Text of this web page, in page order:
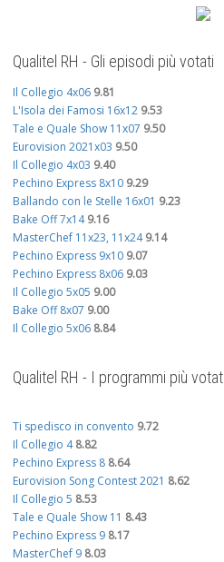
Qualitel RH - Gli episodi più votati
Il Collegio 4x06 9.81
L'Isola dei Famosi 16x12 9.53
Tale e Quale Show 11x07 9.50
Eurovision 2021x03 9.50
Il Collegio 4x03 9.40
Pechino Express 8x10 9.29
Ballando con le Stelle 16x01 9.23
Bake Off 7x14 9.16
MasterChef 11x23, 11x24 9.14
Pechino Express 9x10 9.07
Pechino Express 8x06 9.03
Il Collegio 5x05 9.00
Bake Off 8x07 9.00
Il Collegio 5x06 8.84
Qualitel RH - I programmi più votati
Ti spedisco in convento 9.72
Il Collegio 4 8.82
Pechino Express 8 8.64
Eurovision Song Contest 2021 8.62
Il Collegio 5 8.53
Tale e Quale Show 11 8.43
Pechino Express 9 8.17
MasterChef 9 8.03